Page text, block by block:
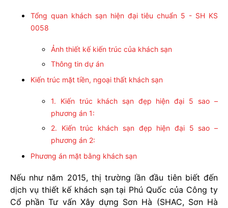
Tổng quan khách sạn hiện đại tiêu chuẩn 5 - SH KS
0058
Ảnh thiết kế kiến trúc của khách sạn
Thông tin dự án
Kiến trúc mặt tiền, ngoại thất khách sạn
1. Kiến trúc khách sạn đẹp hiện đại 5 sao –
phương án 1:
2. Kiến trúc khách sạn đẹp hiện đại 5 sao –
phương án 2:
Phương án mặt bằng khách sạn
Nếu như năm 2015, thị trường lần đầu tiên biết đến
dịch vụ thiết kế khách sạn tại Phú Quốc của Công ty
Cổ phần Tư vấn Xây dựng Sơn Hà (SHAC, Sơn Hà